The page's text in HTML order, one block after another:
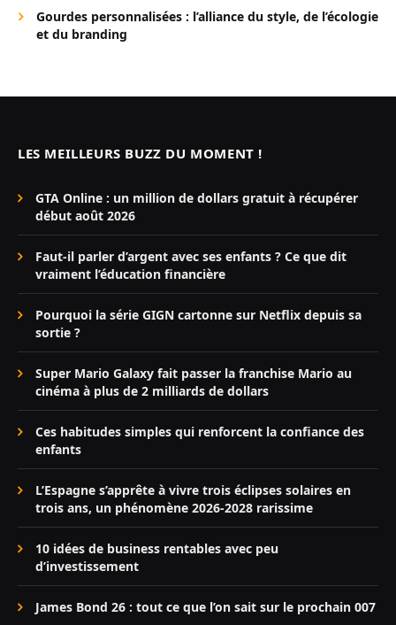
Gourdes personnalisées : l’alliance du style, de l’écologie
et du branding
LES MEILLEURS BUZZ DU MOMENT !
GTA Online : un million de dollars gratuit à récupérer
début août 2026
Faut-il parler d’argent avec ses enfants ? Ce que dit
vraiment l’éducation financière
Pourquoi la série GIGN cartonne sur Netflix depuis sa
sortie ?
Super Mario Galaxy fait passer la franchise Mario au
cinéma à plus de 2 milliards de dollars
Ces habitudes simples qui renforcent la confiance des
enfants
L’Espagne s’apprête à vivre trois éclipses solaires en
trois ans, un phénomène 2026-2028 rarissime
10 idées de business rentables avec peu
d’investissement
James Bond 26 : tout ce que l’on sait sur le prochain 007